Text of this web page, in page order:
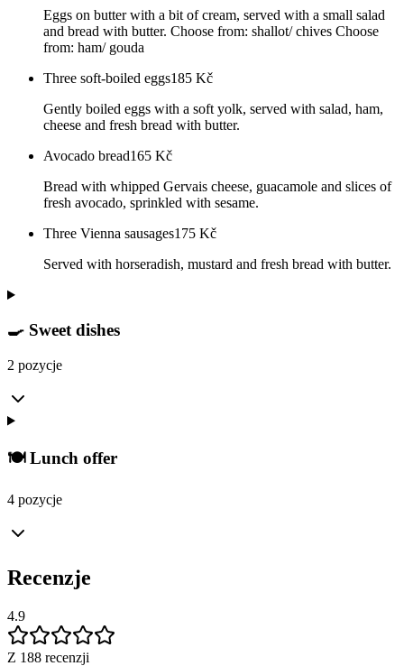
Eggs on butter with a bit of cream, served with a small salad
and bread with butter. Choose from: shallot/ chives Choose
from: ham/ gouda
Three soft-boiled eggs185 Kč
Gently boiled eggs with a soft yolk, served with salad, ham,
cheese and fresh bread with butter.
Avocado bread165 Kč
Bread with whipped Gervais cheese, guacamole and slices of
fresh avocado, sprinkled with sesame.
Three Vienna sausages175 Kč
Served with horseradish, mustard and fresh bread with butter.
🍳 Sweet dishes
2 pozycje
🍽️ Lunch offer
4 pozycje
Recenzje
4.9
Z 188 recenzji